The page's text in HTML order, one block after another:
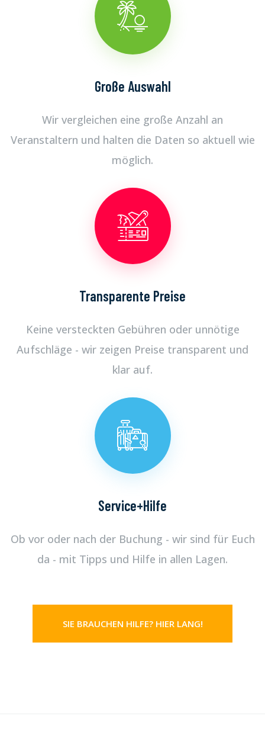
Große Auswahl
Wir vergleichen eine große Anzahl an
Veranstaltern und halten die Daten so aktuell wie
möglich.
Transparente Preise
Keine versteckten Gebühren oder unnötige
Aufschläge - wir zeigen Preise transparent und
klar auf.
Service+Hilfe
Ob vor oder nach der Buchung - wir sind für Euch
da - mit Tipps und Hilfe in allen Lagen.
SIE BRAUCHEN HILFE? HIER LANG!